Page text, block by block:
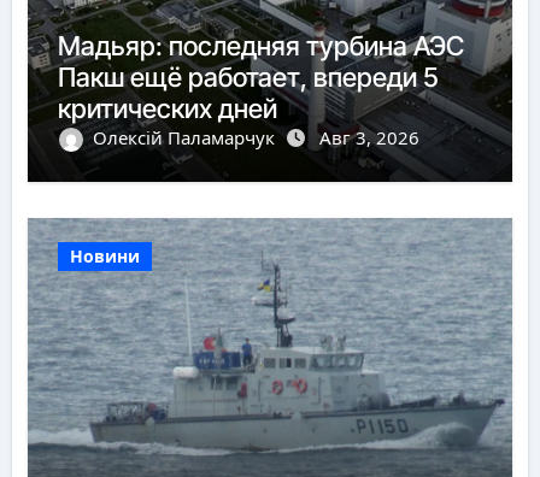
Мадьяр: последняя турбина АЭС
Пакш ещё работает, впереди 5
критических дней
Олексій Паламарчук Авг 3, 2026
Новини